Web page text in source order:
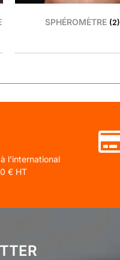
SPHÉROMÈTRE (2)
l'international
€ HT